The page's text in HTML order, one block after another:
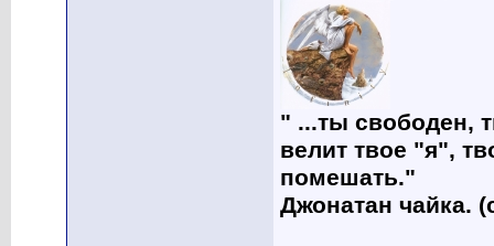
" ...ты свободен,
велит твое "я",
помешать."
Джонатан чайка.